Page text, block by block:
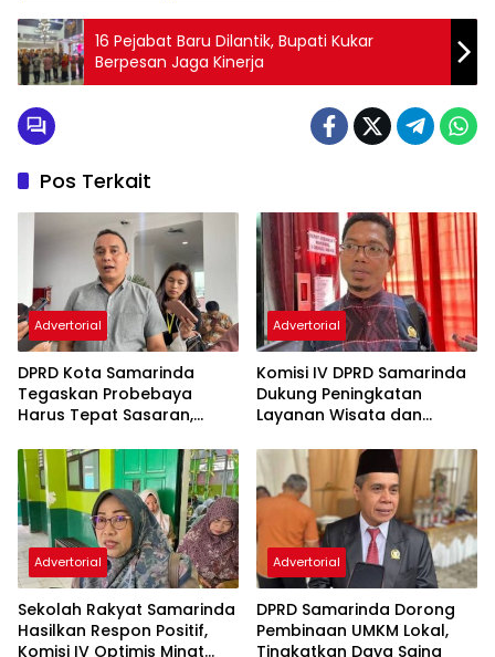
16 Pejabat Baru Dilantik, Bupati Kukar
Berpesan Jaga Kinerja
Pos Terkait
Advertorial
DPRD Kota Samarinda
Tegaskan Probebaya
Harus Tepat Sasaran,
Semata
Advertorial
Komisi IV DPRD Samarinda
Dukung Peningkatan
Layanan Wisata dan
Advertorial
Sekolah Rakyat Samarinda
Hasilkan Respon Positif,
Komisi IV Optimis Minat
Advertorial
DPRD Samarinda Dorong
Pembinaan UMKM Lokal,
Tingkatkan Daya Saing